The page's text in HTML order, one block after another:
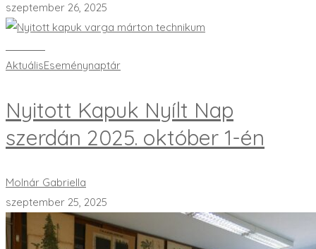
szeptember 26, 2025
AktuálisEseménynaptár
Nyitott Kapuk Nyílt Nap
szerdán 2025. október 1-én
Molnár Gabriella
szeptember 25, 2025